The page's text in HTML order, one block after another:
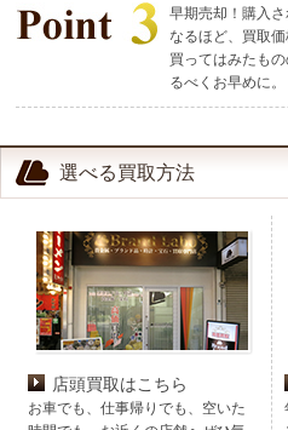
早期売却！購入
なるほど、買取価
買ってはみたも
るべくお早めに。
選べる買取方法
店頭買取はこちら
お車でも、仕事帰りでも、空いた